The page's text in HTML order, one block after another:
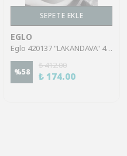
SEPETE EKLE
EGLO
Eglo 420137 "LAKANDAVA" 45X30Cm Polyester Siyah/Beyaz Kadın Amerikan Servisi
%58
₺ 412.00
₺ 174.00